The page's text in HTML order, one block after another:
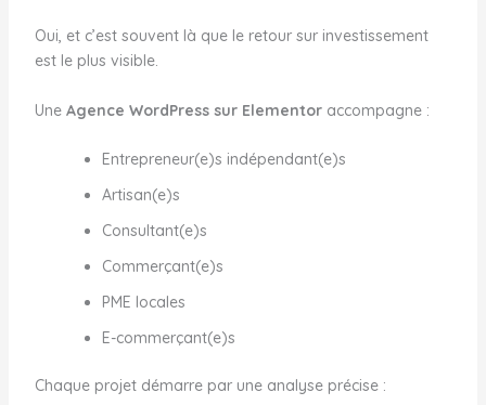
Oui, et c’est souvent là que le retour sur investissement
est le plus visible.
Une Agence WordPress sur Elementoraccompagne :
Entrepreneur(e)s indépendant(e)s
Artisan(e)s
Consultant(e)s
Commerçant(e)s
PME locales
E-commerçant(e)s
Chaque projet démarre par une analyse précise :